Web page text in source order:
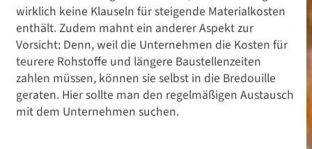
wirklich keine Klauseln für steigende Materialkosten
enthält. Zudem mahnt ein anderer Aspekt zur
Vorsicht: Denn, weil die Unternehmen die Kosten für
teurere Rohstoffe und längere Baustellenzeiten
zahlen müssen, können sie selbst in die Bredouille
geraten. Hier sollte man den regelmäßigen Austausch
mit dem Unternehmen suchen.